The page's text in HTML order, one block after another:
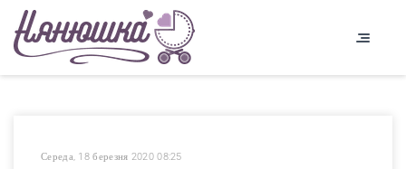
Середа, 18 березня 2020 08:25